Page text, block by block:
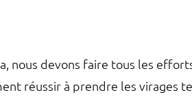
nous devons faire tous les
réussir à prendre les virages